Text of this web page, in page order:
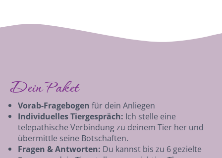
Dein Paket
Vorab-Fragebogen für dein Anliegen
Individuelles Tiergespräch: Ich stelle eine
telepathische Verbindung zu deinem Tier her und
übermittle seine Botschaften.
Fragen & Antworten: Du kannst bis zu 6 gezielte